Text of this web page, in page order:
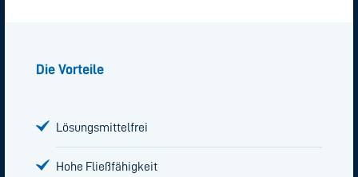
Die Vorteile
Lösungsmittelfrei
Hohe Fließfähigkeit